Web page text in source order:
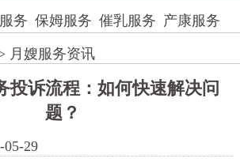
务 保姆服务 催乳服务 产康服务
月嫂服务资讯
投诉流程：如何快速解决问
题？
05-29